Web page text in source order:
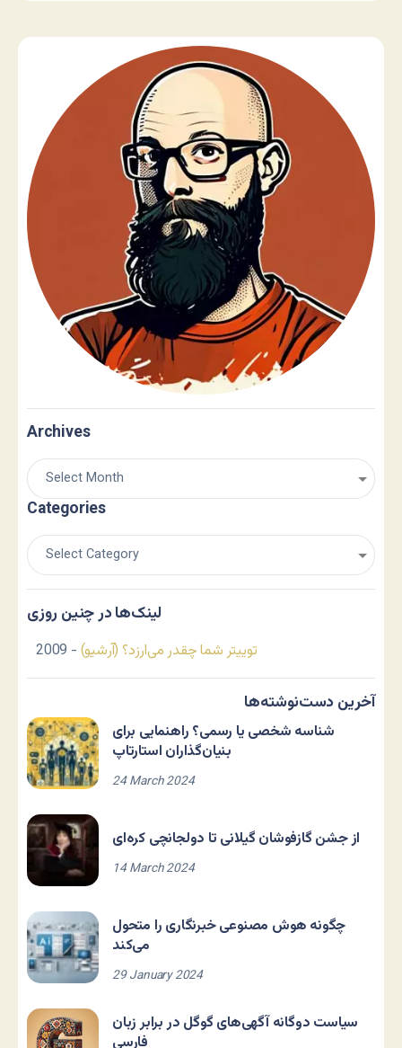
Archives
Categories
لینک‌ها در چنین روزی
توییتر شما چقدر می‌ارزد؟ (آرشیو) - 2009
آخرین دست‌نوشته‌ها
شناسه شخصی یا رسمی؟ راهنمایی برای
بنیان‌گذاران استارتاپ
24 March 2024
از جشن گازفوشان گیلانی تا دولجانچی کره‌ای
14 March 2024
چگونه هوش مصنوعی خبرنگاری را متحول
می‌کند
29 January 2024
سیاست دوگانه آگهی‌های گوگل در برابر زبان
فارسی